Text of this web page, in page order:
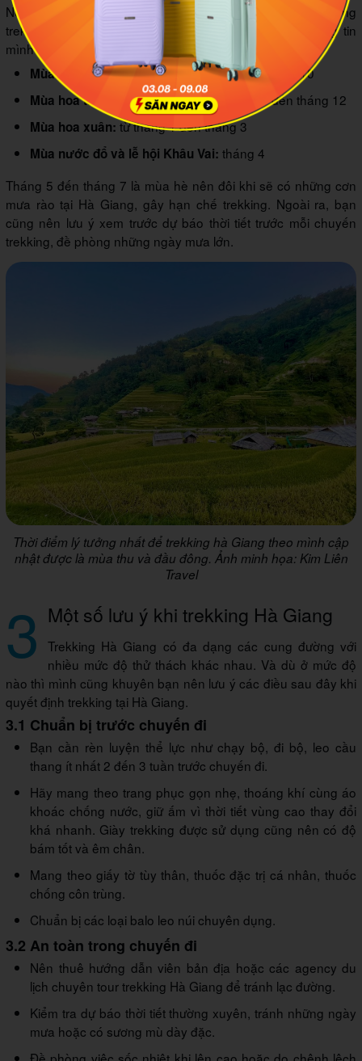
Nếu bạn muốn chiêm ngưỡng cảnh quan các cung đường
trekking Hà giang theo mùa, bạn có thể cập nhật thông tin
mình tổng hợp sau đây:
Mùa lúa chín Hoàng Su Phì: tháng 9 đến tháng 10
Mùa hoa tam giác mạch:từ cuối tháng 10 đến tháng 12
Mùa hoa xuân:từ tháng 1 đến tháng 3
Mùa nước đổ và lễ hội Khâu Vai: tháng 4
Tháng 5 đến tháng 7 là mùa hè nên đôi khi sẽ có những cơn
mưa rào tại Hà Giang, gây hạn chế trekking. Ngoài ra, bạn
cũng nên lưu ý xem trước dự báo thời tiết trước mỗi chuyến
trekking, đề phòng những ngày mưa lớn.
Thời điểm lý tưởng nhất để trekking hà Giang theo mình cập
nhật được là mùa thu và đầu đông. Ảnh minh họa: Kim Liên
Travel
3 Một số lưu ý khi trekking Hà Giang
Trekking Hà Giang có đa dạng các cung đường với
nhiều mức độ thử thách khác nhau. Và dù ở mức độ
nào thì mình cũng khuyên bạn nên lưu ý các điều sau đây khi
quyết định trekking tại Hà Giang.
3.1 Chuẩn bị trước chuyến đi
Bạn cần rèn luyện thể lực như chạy bộ, đi bộ, leo cầu
thang ít nhất 2 đến 3 tuần trước chuyến đi.
Hãy mang theo trang phục gọn nhẹ, thoáng khí cùng áo
khoác chống nước, giữ ấm vì thời tiết vùng cao thay đổi
khá nhanh. Giày trekking được sử dụng cũng nên có độ
bám tốt và êm chân.
Mang theo giấy tờ tùy thân, thuốc đặc trị cá nhân, thuốc
chống côn trùng.
Chuẩn bị các loại balo leo núi chuyên dụng.
3.2 An toàn trong chuyến đi
Nên thuê hướng dẫn viên bản địa hoặc các agency du
lịch chuyên tour trekking Hà Giang để tránh lạc đường.
Kiểm tra dự báo thời tiết thường xuyên, tránh những ngày
mưa hoặc có sương mù dày đặc.
Đề phòng việc sốc nhiệt khi lên cao hoặc do chênh lệch